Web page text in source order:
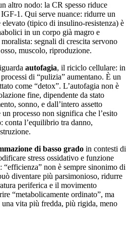
altro nodo: la CR spesso riduce
1. Qui serve nuance: ridurre un
(tipico di insulino-resistenza) è
in un corpo già magro e
segnali di crescita servono
muscolo, riproduzione.
autofagia, il riciclo cellulare: in
di “pulizia” aumentano. È un
come “detox”. L’autofagia non è
fine, dipendente da stato
sonno, e dall’intero assetto
processo non significa che l’esito
conta l’equilibrio tra danno,
di basso grado in contesti di
stress ossidativo e funzione
non è sempre sinonimo di
diventare più parsimonioso, ridurre
periferica e il movimento
“metabolicamente ordinato”, ma
una vita più fredda, più rigida, meno